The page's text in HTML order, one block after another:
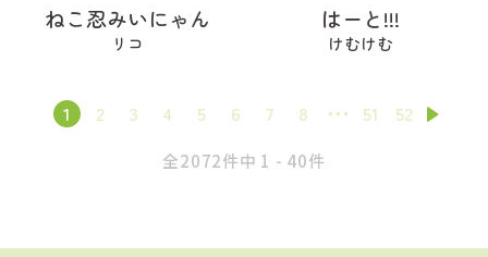
ねこ忍みいにゃん
リコ
はーと!!!
けむけむ
1 2 3 4 5 6 7 8 51 52
全2072件中 1 - 40件